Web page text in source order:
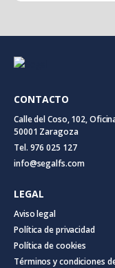
CONTACTO
Calle del Coso, 102,
50001 Zaragoza
Tel. 976 025 127
info@segalfs.com
LEGAL
Aviso legal
Política de privacidad
Política de cookies
Términos y condiciones